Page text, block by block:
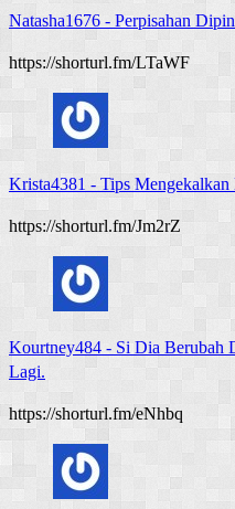
Natasha1676 - Perpisahan
https://shorturl.fm/LTaWF
Krista4381 - Tips Mengekalkan
https://shorturl.fm/Jm2rZ
Kourtney484 - Si Dia Berubah
Lagi.
https://shorturl.fm/eNhbq